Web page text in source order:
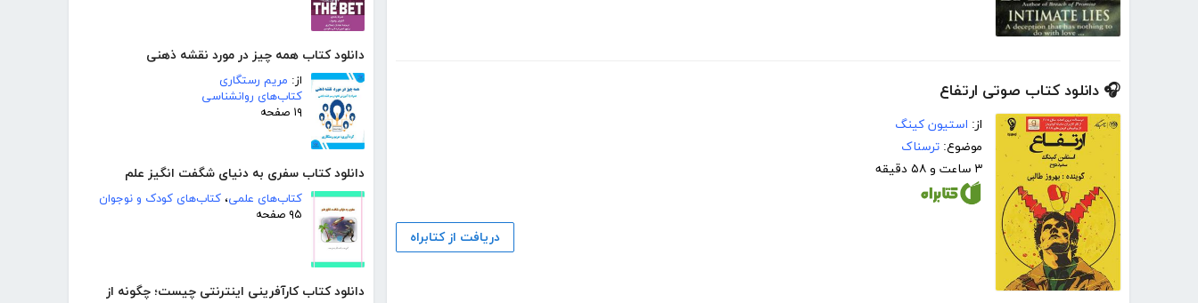
دانلود کتاب همه چیز در مورد نقشه ذهنی
از: مریم رستگاری
کتاب‌های روانشناسی
۱۹ صفحه
دانلود کتاب سفری به دنیای شگفت انگیز علم
کتاب‌های علمی، کتاب‌های کودک و نوجوان
۹۵ صفحه
دانلود کتاب کارآفرینی اینترنتی چیست؛ چگونه از
🎧 دانلود کتاب صوتی ارتفاع
از: استیون کینگ
موضوع: ترسناک
۳ ساعت و ۵۸ دقیقه
دریافت از کتابراه